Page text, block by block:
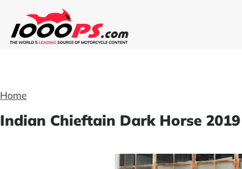
Home
Indian Chieftain Dark Horse